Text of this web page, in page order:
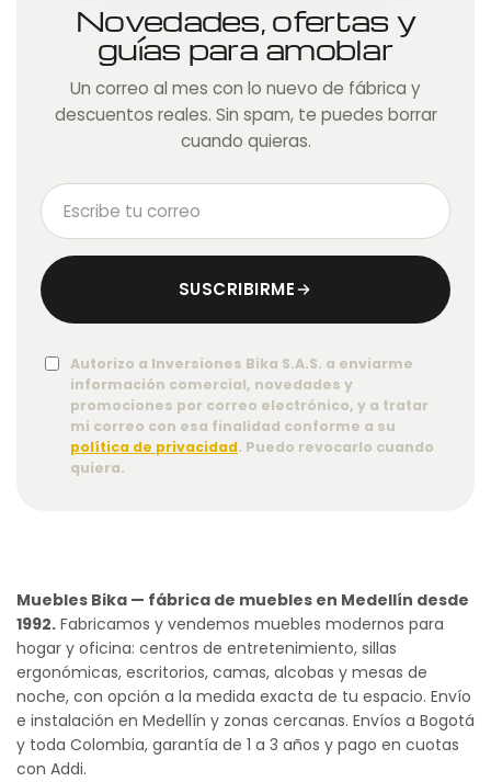
Novedades, ofertas y
guías para amoblar
Un correo al mes con lo nuevo de fábrica y
descuentos reales. Sin spam, te puedes borrar
cuando quieras.
Tu
correo
electrónico
SUSCRIBIRME
Autorizo a Inversiones Bika S.A.S. a enviarme
información comercial, novedades y
promociones por correo electrónico, y a tratar
mi correo con esa finalidad conforme a su
política de privacidad. Puedo revocarlo cuando
quiera.
Muebles Bika — fábrica de muebles en Medellín desde
1992. Fabricamos y vendemos muebles modernos para
hogar y oficina: centros de entretenimiento, sillas
ergonómicas, escritorios, camas, alcobas y mesas de
noche, con opción a la medida exacta de tu espacio. Envío
e instalación en Medellín y zonas cercanas. Envíos a Bogotá
y toda Colombia, garantía de 1 a 3 años y pago en cuotas
con Addi.